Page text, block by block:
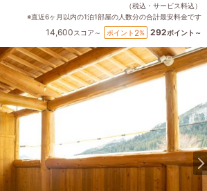
（税込・サービス料込）
※直近6ヶ月以内の1泊1部屋の人数分の合計最安料金です
14,600スコア～ ポイント 2% 292ポイント～